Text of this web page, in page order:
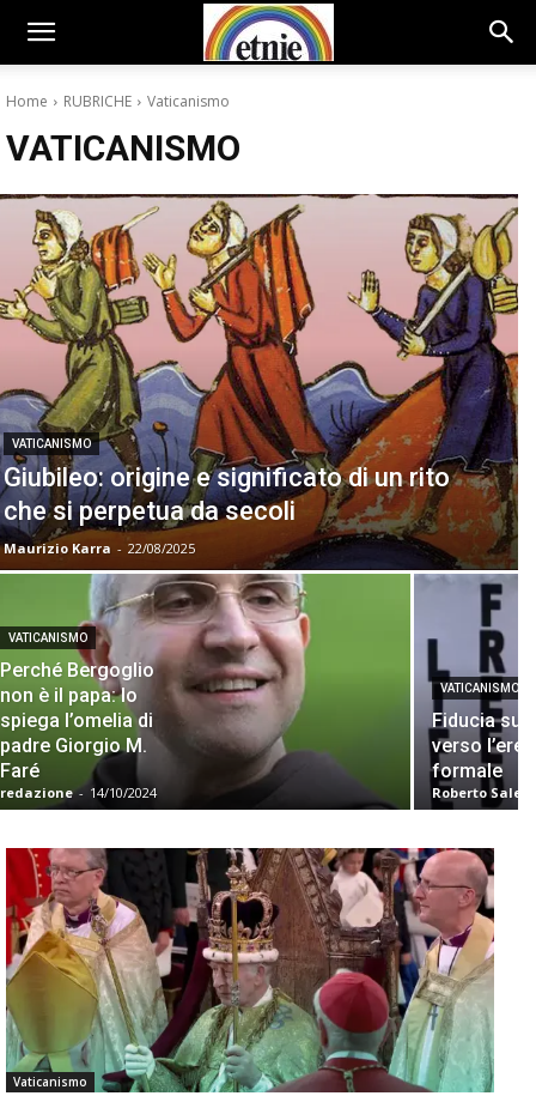
Home RUBRICHE Vaticanismo
VATICANISMO
VATICANISMO
Giubileo: origine e significato di un rito
che si perpetua da secoli
Maurizio Karra - 22/08/2025
VATICANISMO
Perché Bergoglio
non è il papa: lo
spiega l’omelia di
padre Giorgio M.
Faré
redazione - 14/10/2024
VATICANISMO
Fiducia
verso
formale
Roberto
Vaticanismo